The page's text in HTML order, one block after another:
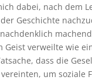
dabei, nach dem
Geschichte
Geist verweilte wie
dass die
um soziale